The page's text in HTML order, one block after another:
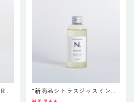
45
“新商品シトラスジャスミン入
荷” N. ポリッシュオイル NE